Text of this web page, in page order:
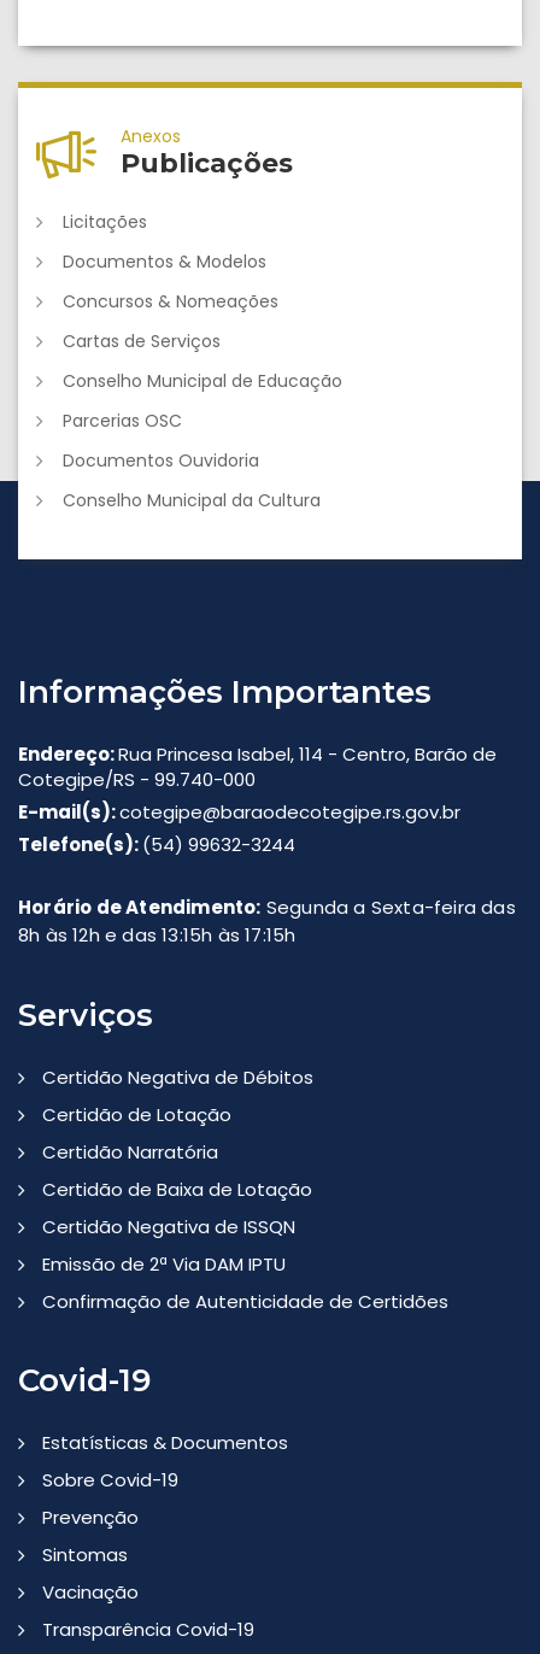
Anexos
Publicações
Licitações
Documentos & Modelos
Concursos & Nomeações
Cartas de Serviços
Conselho Municipal de Educação
Parcerias OSC
Documentos Ouvidoria
Conselho Municipal da Cultura
Informações Importantes
Endereço:Rua Princesa Isabel, 114 - Centro, Barão de
Cotegipe/RS - 99.740-000
E-mail(s):cotegipe@baraodecotegipe.rs.gov.br
Telefone(s):(54) 99632-3244
Horário de Atendimento: Segunda a Sexta-feira das
8h às 12h e das 13:15h às 17:15h
Serviços
Certidão Negativa de Débitos
Certidão de Lotação
Certidão Narratória
Certidão de Baixa de Lotação
Certidão Negativa de ISSQN
Emissão de 2ª Via DAM IPTU
Confirmação de Autenticidade de Certidões
Covid-19
Estatísticas & Documentos
Sobre Covid-19
Prevenção
Sintomas
Vacinação
Transparência Covid-19